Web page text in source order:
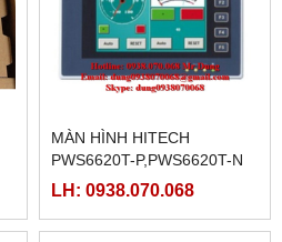
MÀN HÌNH HITECH
PWS6620T-P,PWS6620T-N
LH: 0938.070.068